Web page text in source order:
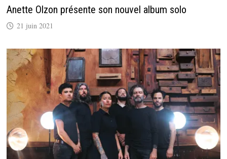
Anette Olzon présente son nouvel album solo
21 juin 2021